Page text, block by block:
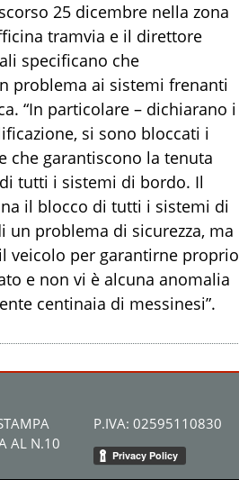
25 dicembre nella zona
tramvia e il direttore
specificano che
problema ai sistemi frenanti
“In particolare – dichiarano i
si sono bloccati i
che garantiscono la tenuta
tutti i sistemi di bordo. Il
il blocco di tutti i sistemi di
un problema di sicurezza, ma
veicolo per garantirne proprio
e non vi è alcuna anomalia
centinaia di messinesi”.
AL N.10
P.IVA: 02595110830